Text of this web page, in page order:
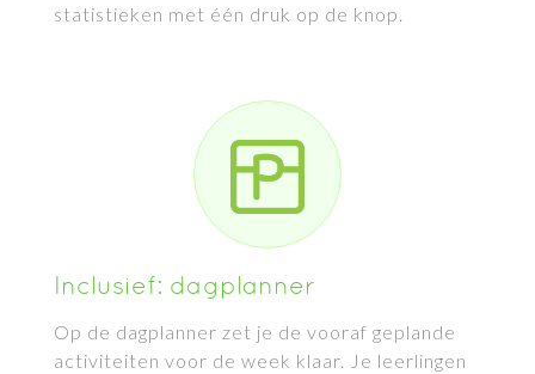
statistieken met één druk op de knop.
Inclusief: dagplanner
Op de dagplanner zet je de vooraf geplande
activiteiten voor de week klaar. Je leerlingen